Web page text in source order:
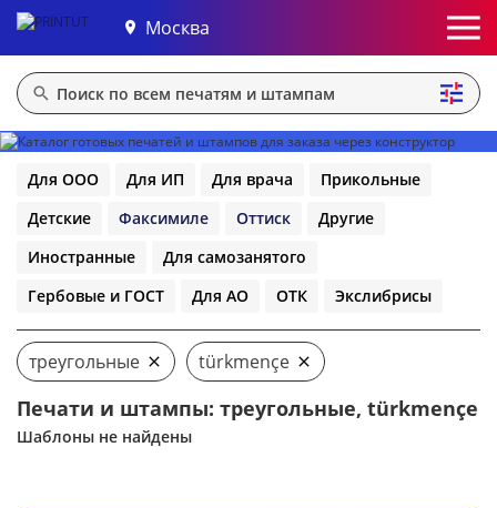
Москва
Для ООО Для ИП Для врача
Прикольные
Детские
Факсимиле Оттиск
Другие
Иностранные
Для самозанятого
Гербовые и ГОСТ
Для АО ОТК Экслибрисы
треугольные türkmençe
Печати и штампы: треугольные, türkmençe
Шаблоны не найдены